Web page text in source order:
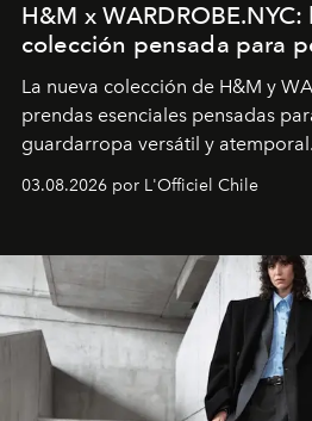
H&M x
colección pensada para
La nueva colección de H&M y
prendas esenciales pensadas
guardarropa versátil y
lanzamiento, los fundadores de
la asesora creativa y jefa de
y la filosofía detrás de la
03.08.2026 por L'Officiel Chile